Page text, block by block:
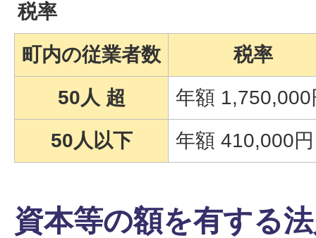
税率
町内の従業者数
税率
50人 超
年額 1,750,000
50人以下
年額 410,000円
資本等の額を有する